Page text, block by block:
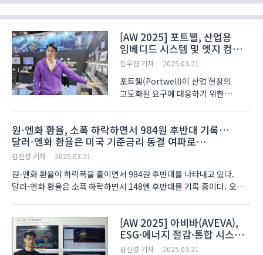
스마트공장·자동화산업전
2025(Smart Factory+Automation
World 2025, AW 2025)에 참가해,
다양한..
[AW 2025] 포트웰, 산업용
임베디드 시스템 및 엣지 컴퓨팅
솔루션 전면에 내세워
김우겸 기자 2025.03.21
포트웰(Portwell)이 산업 현장의
고도화된 요구에 대응하기 위한
실시간 데이터 처리 성능을 앞세운
제품들은 자동화, 스마트 팩토리, IoT
원-엔화 환율, 소폭 하락하면서 984원 후반대 기록…
달러-엔화 환율은 미국 기준금리 동결 여파로
148.73엔으로 뒷걸음질
김진성 기자 2025.03.21
원-엔화 환율이 하락폭을 줄이면서 984원 후반대를 나타내고 있다.
달러-엔화 환율은 소폭 하락하면서 148엔 후반대를 기록 중이다. 오전
[AW 2025] 아비바(AVEVA),
ESG·에너지 절감·통합 시스템
혁신에 앞장서
김진성 기자 2025.03.21